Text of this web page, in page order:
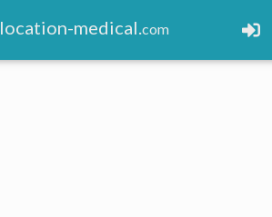
location-medical.com